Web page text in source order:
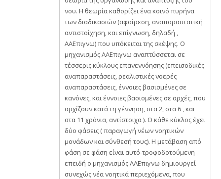
νου. Η θεωρία καθορίζει ένα κοινό πυρήνα
των διαδικασιών (αφαίρεση, αναπαραστατική
αντιστοίχηση, και επίγνωση, δηλαδή ,
AAΕπιγνω) που υπόκειται της σκέψης. Ο
μηχανισμός AAΕπιγνω αναπτύσσεται σε
τέσσερις κύκλους επανεννόησης (επεισοδικές
αναπαραστάσεις, ρεαλιστικές νοερές
αναπαραστάσεις, έννοιες βασισμένες σε
κανόνες, και έννοιες βασισμένες σε αρχές, που
αρχίζουν κατά τη γέννηση, στα 2, στα 6 , και
στα 11 χρόνια, αντίστοιχα ). Ο κάθε κύκλος έχει
δύο φάσεις ( παραγωγή νέων νοητικών
μονάδων και σύνθεσή τους). Η μετάβαση από
φάση σε φάση είναι αυτό-τροφοδοτούμενη
επειδή ο μηχανισμός AAΕπιγνω δημιουργεί
συνεχώς νέα νοητικά περιεχόμενα, που